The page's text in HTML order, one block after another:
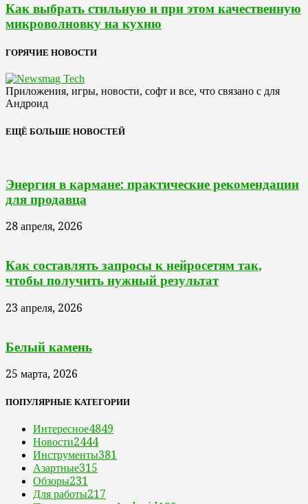
Как выбрать стильную и при этом качественную
микроволновку на кухню
ГОРЯЧИЕ НОВОСТИ
Приложения, игры, новости, софт и все, что связано с для
Андроид
ЕЩЁ БОЛЬШЕ НОВОСТЕЙ
Энергия в кармане: практические рекомендации
для продавца
28 апреля, 2026
Как составлять запросы к нейросетям так,
чтобы получить нужный результат
23 апреля, 2026
Белый камень
25 марта, 2026
ПОПУЛЯРНЫЕ КАТЕГОРИИ
Интересное4849
Новости2444
Инструменты381
Азартные315
Обзоры231
Для работы217